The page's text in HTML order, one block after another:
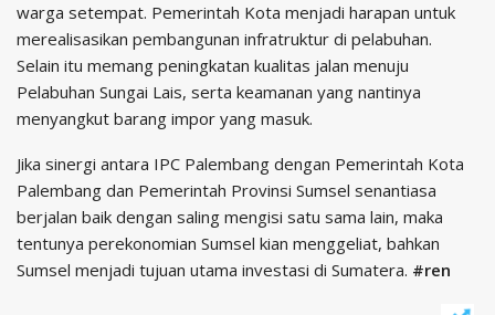
warga setempat. Pemerintah Kota menjadi harapan untuk
merealisasikan pembangunan infratruktur di pelabuhan.
Selain itu memang peningkatan kualitas jalan menuju
Pelabuhan Sungai Lais, serta keamanan yang nantinya
menyangkut barang impor yang masuk.
Jika sinergi antara IPC Palembang dengan Pemerintah Kota
Palembang dan Pemerintah Provinsi Sumsel senantiasa
berjalan baik dengan saling mengisi satu sama lain, maka
tentunya perekonomian Sumsel kian menggeliat, bahkan
Sumsel menjadi tujuan utama investasi di Sumatera. #ren